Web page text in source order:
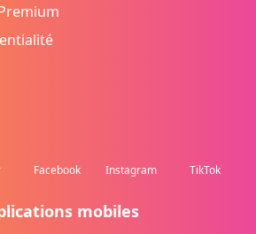
Facebook Instagram TikTok
mobiles